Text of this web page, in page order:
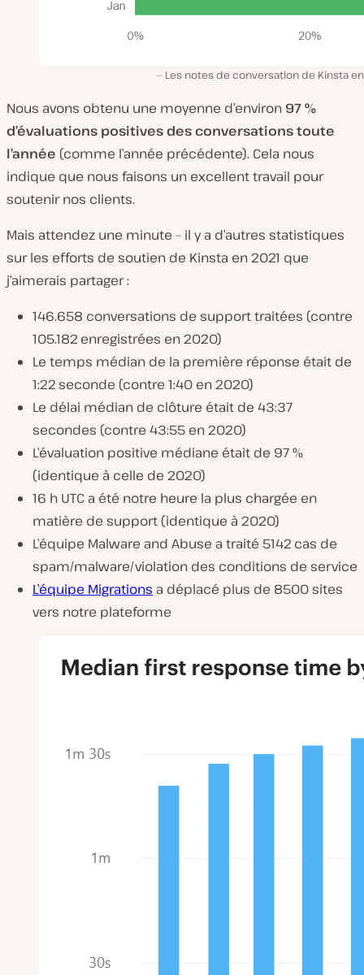
Les notes de conversation de Kinsta
Nous avons obtenu une moyenne d’environ 97 %
d’évaluations positives des conversations toute
l’année (comme l’année précédente). Cela nous
indique que nous faisons un excellent travail pour
soutenir nos clients.
Mais attendez une minute – il y a d’autres statistiques
sur les efforts de soutien de Kinsta en 2021 que
j’aimerais partager :
146.658 conversations de support traitées (contre
105.182 enregistrées en 2020)
Le temps médian de la première réponse était de
1:22 seconde (contre 1:40 en 2020)
Le délai médian de clôture était de 43:37
secondes (contre 43:55 en 2020)
L’évaluation positive médiane était de 97 %
(identique à celle de 2020)
16 h UTC a été notre heure la plus chargée en
matière de support (identique à 2020)
L’équipe Malware and Abuse a traité 5142 cas de
spam/malware/violation des conditions de service
L’équipe Migrations a déplacé plus de 8500 sites
vers notre plateforme